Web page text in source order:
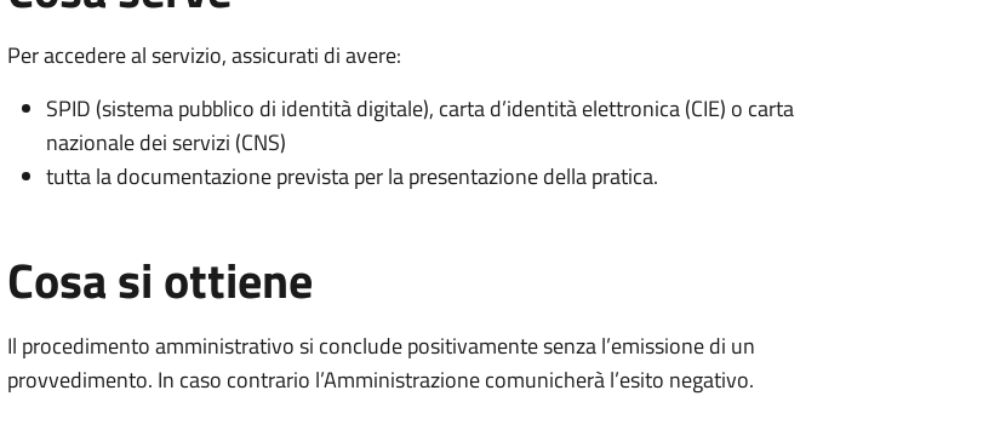
Per accedere al servizio, assicurati di avere:
SPID (sistema pubblico di identità digitale), carta d’identità elettronica (CIE) o carta
nazionale dei servizi (CNS)
tutta la documentazione prevista per la presentazione della pratica.
Cosa si ottiene
Il procedimento amministrativo si conclude positivamente senza l’emissione di un
provvedimento. In caso contrario l’Amministrazione comunicherà l’esito negativo.